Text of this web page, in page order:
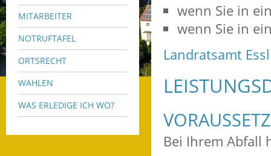
MITARBEITER
NOTRUFTAFEL
ORTSRECHT
WAHLEN
WAS ERLEDIGE ICH WO?
wenn Sie in
wenn Sie in
Landratsamt
Bei Ihrem Abfall